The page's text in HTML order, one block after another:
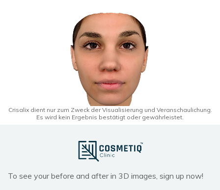
Crisalix dient nur zum Zweck der Visualisierung und Veranschaulichung.
Es wird kein Ergebnis bestätigt oder gewährleistet.
To see your before and after in 3D images, sign up now!